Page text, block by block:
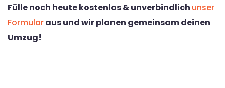
Fülle noch heute kostenlos & unverbindlich unser
Formularaus und wir planen gemeinsam deinen
Umzug!